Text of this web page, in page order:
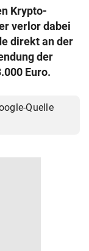
Krypto-
verlor dabei
direkt an der
der
Euro.
Quelle